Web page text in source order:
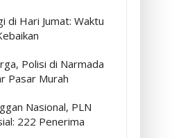
di Hari Jumat: Waktu
Polisi di Narmada
Pasar Murah
Nasional, PLN
222 Penerima